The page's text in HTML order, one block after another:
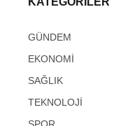
GÜNDEM
EKONOMİ
SAĞLIK
TEKNOLOJİ
SPOR